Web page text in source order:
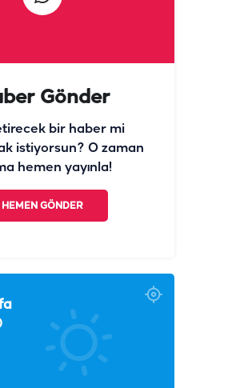
Gönder
bir haber mi
istiyorsun? O zaman
hemen yayınla!
HEMEN GÖNDER